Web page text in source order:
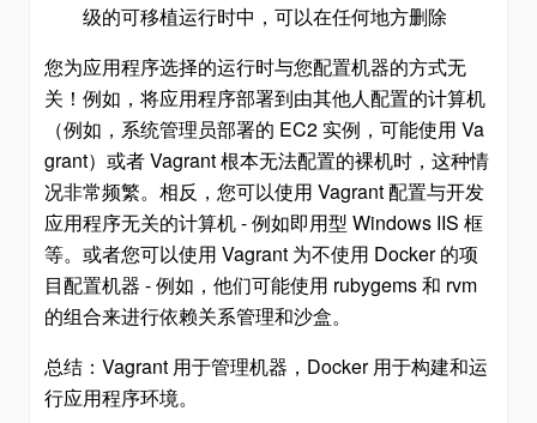
级的可移植运行时中，可以在任何地方删除
您为应用程序选择的运行时与您配置机器的方式无
关！例如，将应用程序部署到由其他人配置的计算机
（例如，系统管理员部署的 EC2 实例，可能使用 Va
grant）或者 Vagrant 根本无法配置的裸机时，这种情
况非常频繁。相反，您可以使用 Vagrant 配置与开发
应用程序无关的计算机 - 例如即用型 Windows IIS 框
等。或者您可以使用 Vagrant 为不使用 Docker 的项
目配置机器 - 例如，他们可能使用 rubygems 和 rvm
的组合来进行依赖关系管理和沙盒。
总结：Vagrant 用于管理机器，Docker 用于构建和运
行应用程序环境。